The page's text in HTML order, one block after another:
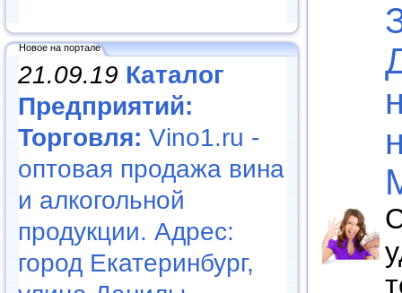
Новое на портале
21.09.19 Каталог
Предприятий:
Торговля: Vino1.ru -
оптовая продажа вина
и алкогольной
продукции. Адрес:
город Екатеринбург,